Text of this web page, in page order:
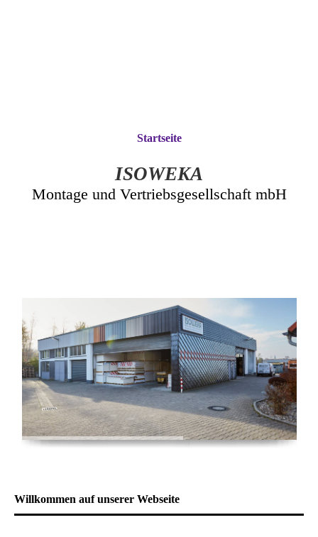
ISOWEKA
Montage und Vertriebsgesellschaft mbH
Startseite
Willkommen auf unserer Webseite